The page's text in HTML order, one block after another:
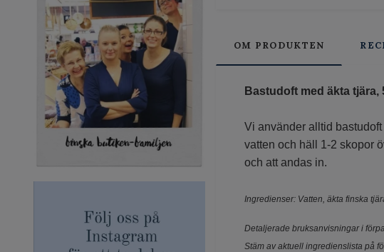
OM PRODUKTEN
Bastudoft med äkta tjära,
Vi använder alltid
vatten och häll 1-2 skopor
och att andas in.
Ingredienser: Vatten, äkta finska
Detaljerade bruksanvisningar i
Stäm av aktuell ingredienslista på